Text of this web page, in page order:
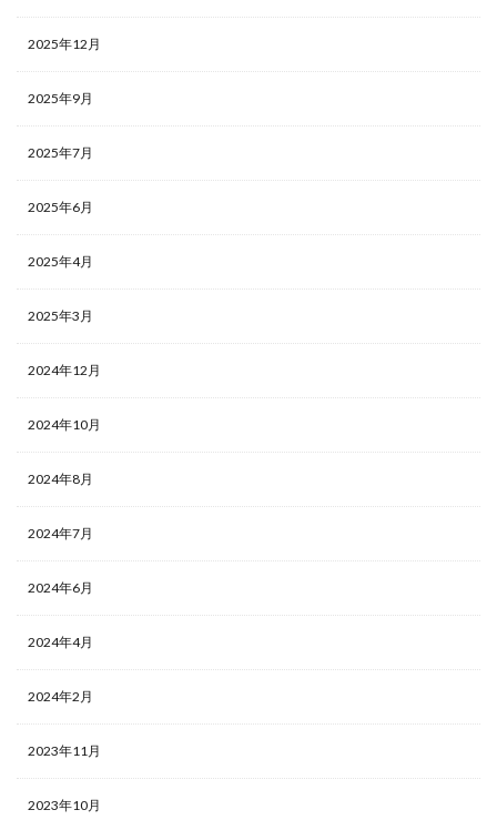
2025年12月
2025年9月
2025年7月
2025年6月
2025年4月
2025年3月
2024年12月
2024年10月
2024年8月
2024年7月
2024年6月
2024年4月
2024年2月
2023年11月
2023年10月